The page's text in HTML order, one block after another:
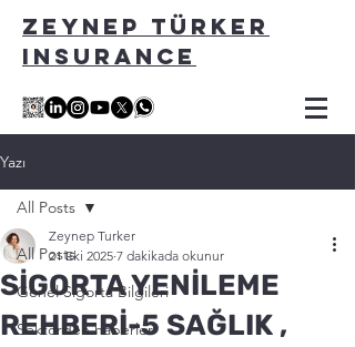
ZEYNEP TÜRKER
INSURANCE
Yazı
All Posts
Genel Sigorta Bilgileri
Sektörden haberler
All Posts
SİGORTA YENİLEME
REHBERİ-5 SAĞLIK ,
Zeynep Turker
21 Eki 2025 7 dakikada okunur